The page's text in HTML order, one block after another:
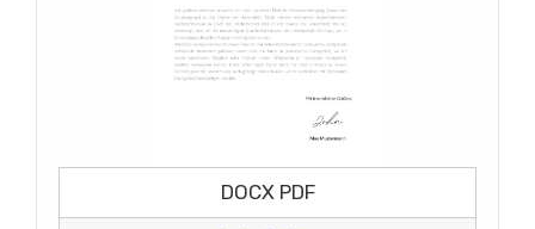
DOCX PDF